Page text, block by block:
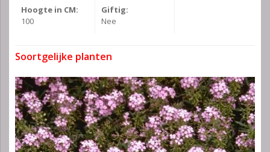
Hoogte in CM:
100
Giftig:
Nee
Soortgelijke planten